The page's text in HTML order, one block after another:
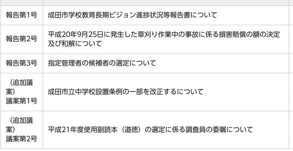
報告第1号 成田市学校教育長期ビジョン進捗状況等報告書について
報告第2号
平成20年9月25日に発生した草刈り作業中の事故に係る損害賠償の額の決定
及び和解について
報告第3号 指定管理者の候補者の選定について
（追加議
案）
議案第1号
成田市立中学校設置条例の一部を改正するについて
（追加議
案）
議案第2号
平成21年度使用副読本（道徳）の選定に係る調査員の委嘱について